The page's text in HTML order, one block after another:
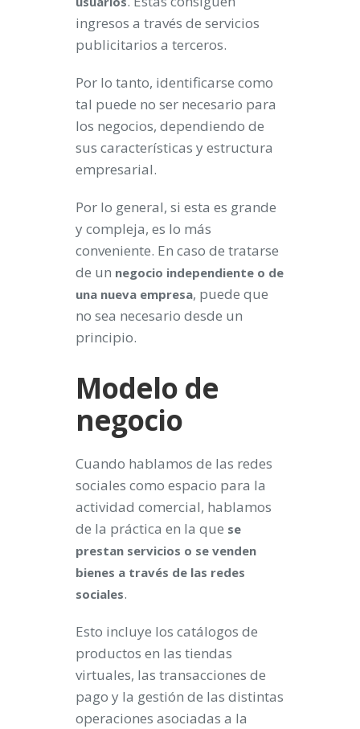
ingresos a través de servicios
publicitarios a terceros.
Por lo tanto, identificarse como
tal puede no ser necesario para
los negocios, dependiendo de
sus características y estructura
empresarial.
Por lo general, si esta es grande
y compleja, es lo más
conveniente. En caso de tratarse
de un negocio independiente o de
una nueva empresa, puede que
no sea necesario desde un
principio.
Modelo de
negocio
Cuando hablamos de las redes
sociales como espacio para la
actividad comercial, hablamos
de la práctica en la que se
prestan servicios o se venden
bienes a través de las redes
sociales.
Esto incluye los catálogos de
productos en las tiendas
virtuales, las transacciones de
pago y la gestión de las distintas
operaciones asociadas a la